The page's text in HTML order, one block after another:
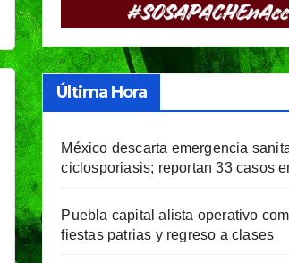
Última Hora
México descarta emergencia
ciclosporiasis; reportan 33 casos
Puebla capital alista operativo
fiestas patrias y regreso a clases